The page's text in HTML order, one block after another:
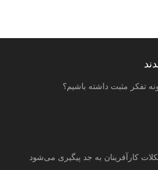
تفکر مثبت داشته باشیم؟
کارآفرینان به جد پیگیری می‌شود